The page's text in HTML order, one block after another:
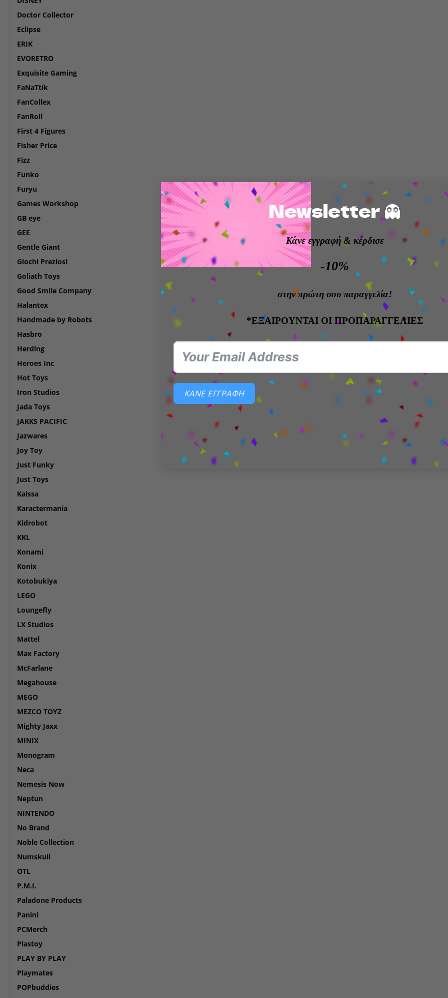
Newsletter 👻
Κάνε εγγραφή & κέρδισε
-10%
στην πρώτη σου παραγγελία!
*ΕΞΑΙΡΟΥΝΤΑΙ ΟΙ ΠΡΟΠΑΡΑΓΓΕΛΙΕΣ
ΚΑΝΕ ΕΓΓΡΑΦΗ
Doctor Collector
Eclipse
ERIK
EVORETRO
Exquisite Gaming
FaNaTtik
FanCollex
FanRoll
First 4 Figures
Fisher Price
Fizz
Funko
Furyu
Games Workshop
GB eye
GEE
Gentle Giant
Giochi Preziosi
Goliath Toys
Good Smile Company
Halantex
Handmade by Robots
Hasbro
Herding
Heroes Inc
Hot Toys
Iron Studios
Jada Toys
JAKKS PACIFIC
Jazwares
Joy Toy
Just Funky
Just Toys
Kaissa
Karactermania
Kidrobot
KKL
Konami
Konix
Kotobukiya
LEGO
Loungefly
LX Studios
Mattel
Max Factory
McFarlane
Megahouse
MEGO
MEZCO TOYZ
Mighty Jaxx
MINIX
Monogram
Neca
Nemesis Now
Neptun
NINTENDO
No Brand
Noble Collection
Numskull
OTL
P.M.I.
Paladone Products
Panini
PCMerch
Plastoy
PLAY BY PLAY
Playmates
POPbuddies